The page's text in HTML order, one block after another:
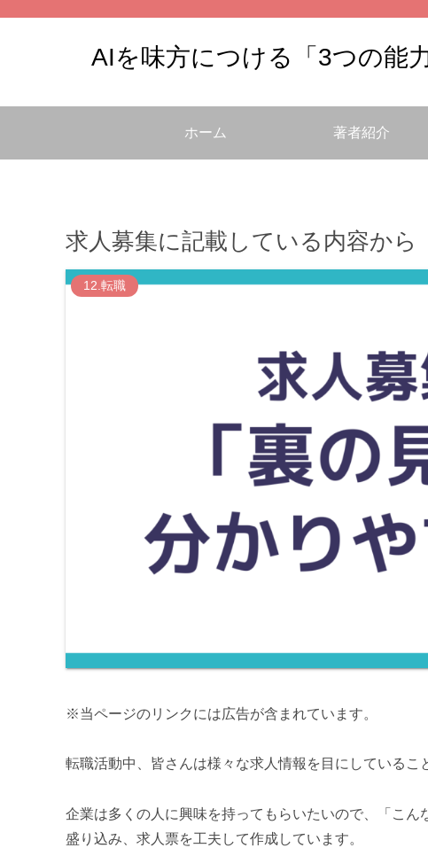
AIを味方につける「3つの能
ホーム 著者紹介
求人募集に記載している内容から
12.転職
※当ページのリンクには広告が含まれています。
転職活動中、皆さんは様々な求人情報を目にしているこ
企業は多くの人に興味を持ってもらいたいので、「こ
盛り込み、求人票を工夫して作成しています。